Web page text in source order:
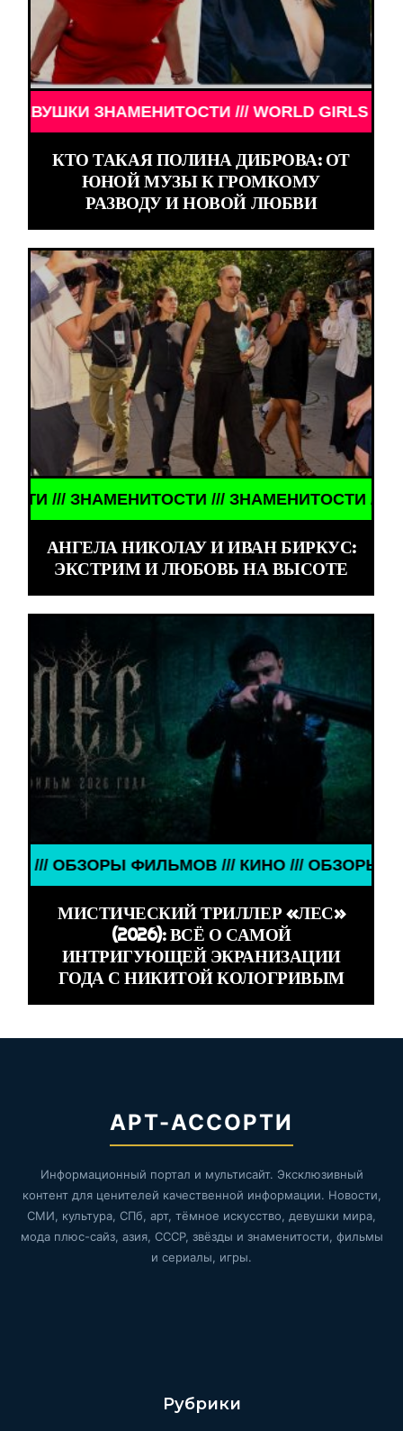
/// WORLD GIRLS /// ДЕВУШКИ
КТО ТАКАЯ ПОЛИНА ДИБРОВА: ОТ
ЮНОЙ МУЗЫ К ГРОМКОМУ
РАЗВОДУ И НОВОЙ ЛЮБВИ
ЗНАМЕНИТОСТИ /// ЗНАМЕНИТОСТИ ///
АНГЕЛА НИКОЛАУ И ИВАН БИРКУС:
ЭКСТРИМ И ЛЮБОВЬ НА ВЫСОТЕ
ФИЛЬМОВ /// КИНО /// ОБЗОРЫ
МИСТИЧЕСКИЙ ТРИЛЛЕР «ЛЕС»
(2026): ВСЁ О САМОЙ
ИНТРИГУЮЩЕЙ ЭКРАНИЗАЦИИ
ГОДА С НИКИТОЙ КОЛОГРИВЫМ
АРТ-АССОРТИ
Информационный портал и мультисайт. Эксклюзивный
контент для ценителей качественной информации. Новости,
СМИ, культура, СПб, арт, тёмное искусство, девушки мира,
мода плюс-сайз, азия, СССР, звёзды и знаменитости, фильмы
и сериалы, игры.
Рубрики